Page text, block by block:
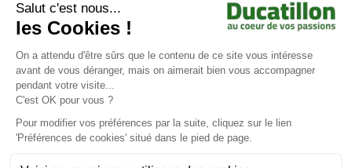
Achat en ligne
Services
Aide & Conseils
Paiement sécurisé